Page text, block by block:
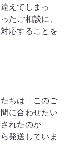
えてしまっ
たご相談に、
応することを
ちは「このご
に合わせたい
れたのか
発送していま